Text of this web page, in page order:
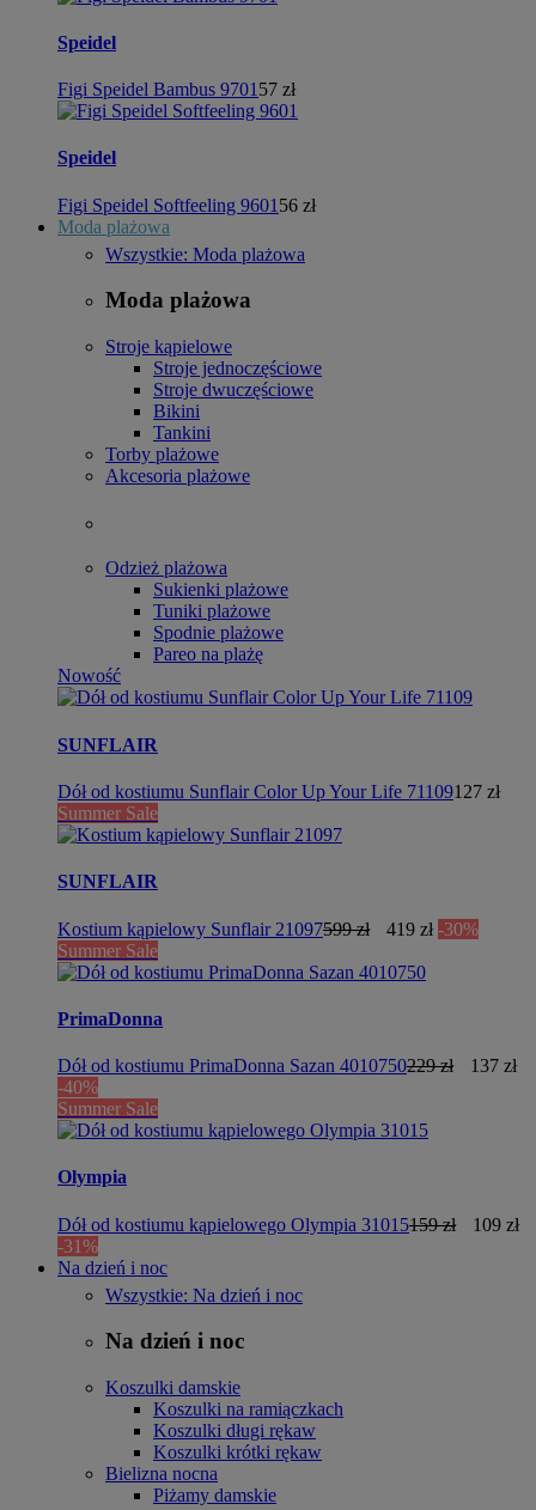
Speidel
Figi Speidel Bambus 9701 57 zł
Speidel
Figi Speidel Softfeeling 9601 56 zł
Moda plażowa
Wszystkie: Moda plażowa
Moda plażowa
Stroje kąpielowe
Stroje jednoczęściowe
Stroje dwuczęściowe
Bikini
Tankini
Torby plażowe
Akcesoria plażowe
Odzież plażowa
Sukienki plażowe
Tuniki plażowe
Spodnie plażowe
Pareo na plażę
Nowość
SUNFLAIR
Dół od kostiumu Sunflair Color Up Your Life 71109127 zł
Summer Sale
SUNFLAIR
Kostium kąpielowy Sunflair 21097599 zł 419 zł -30%
Summer Sale
PrimaDonna
Dół od kostiumu PrimaDonna Sazan 4010750229 zł
137 zł
-40%
Summer Sale
Olympia
Dół od kostiumu kąpielowego Olympia 31015159 zł
109 zł
-31%
Na dzień i noc
Wszystkie: Na dzień i noc
Na dzień i noc
Koszulki damskie
Koszulki na ramiączkach
Koszulki długi rękaw
Koszulki krótki rękaw
Bielizna nocna
Piżamy damskie